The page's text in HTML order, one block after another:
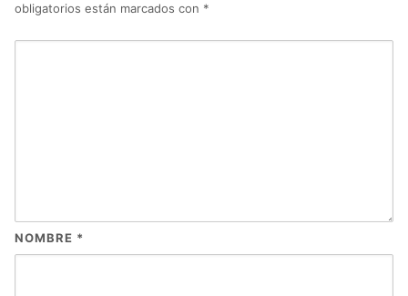
obligatorios están marcados con *
NOMBRE *